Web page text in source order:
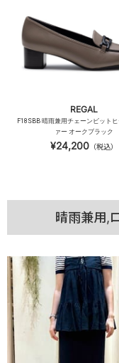
REGAL
F18SBB 晴雨兼用チェーンビット
ァー オークブラック
¥24,200（税込）
晴雨兼用,